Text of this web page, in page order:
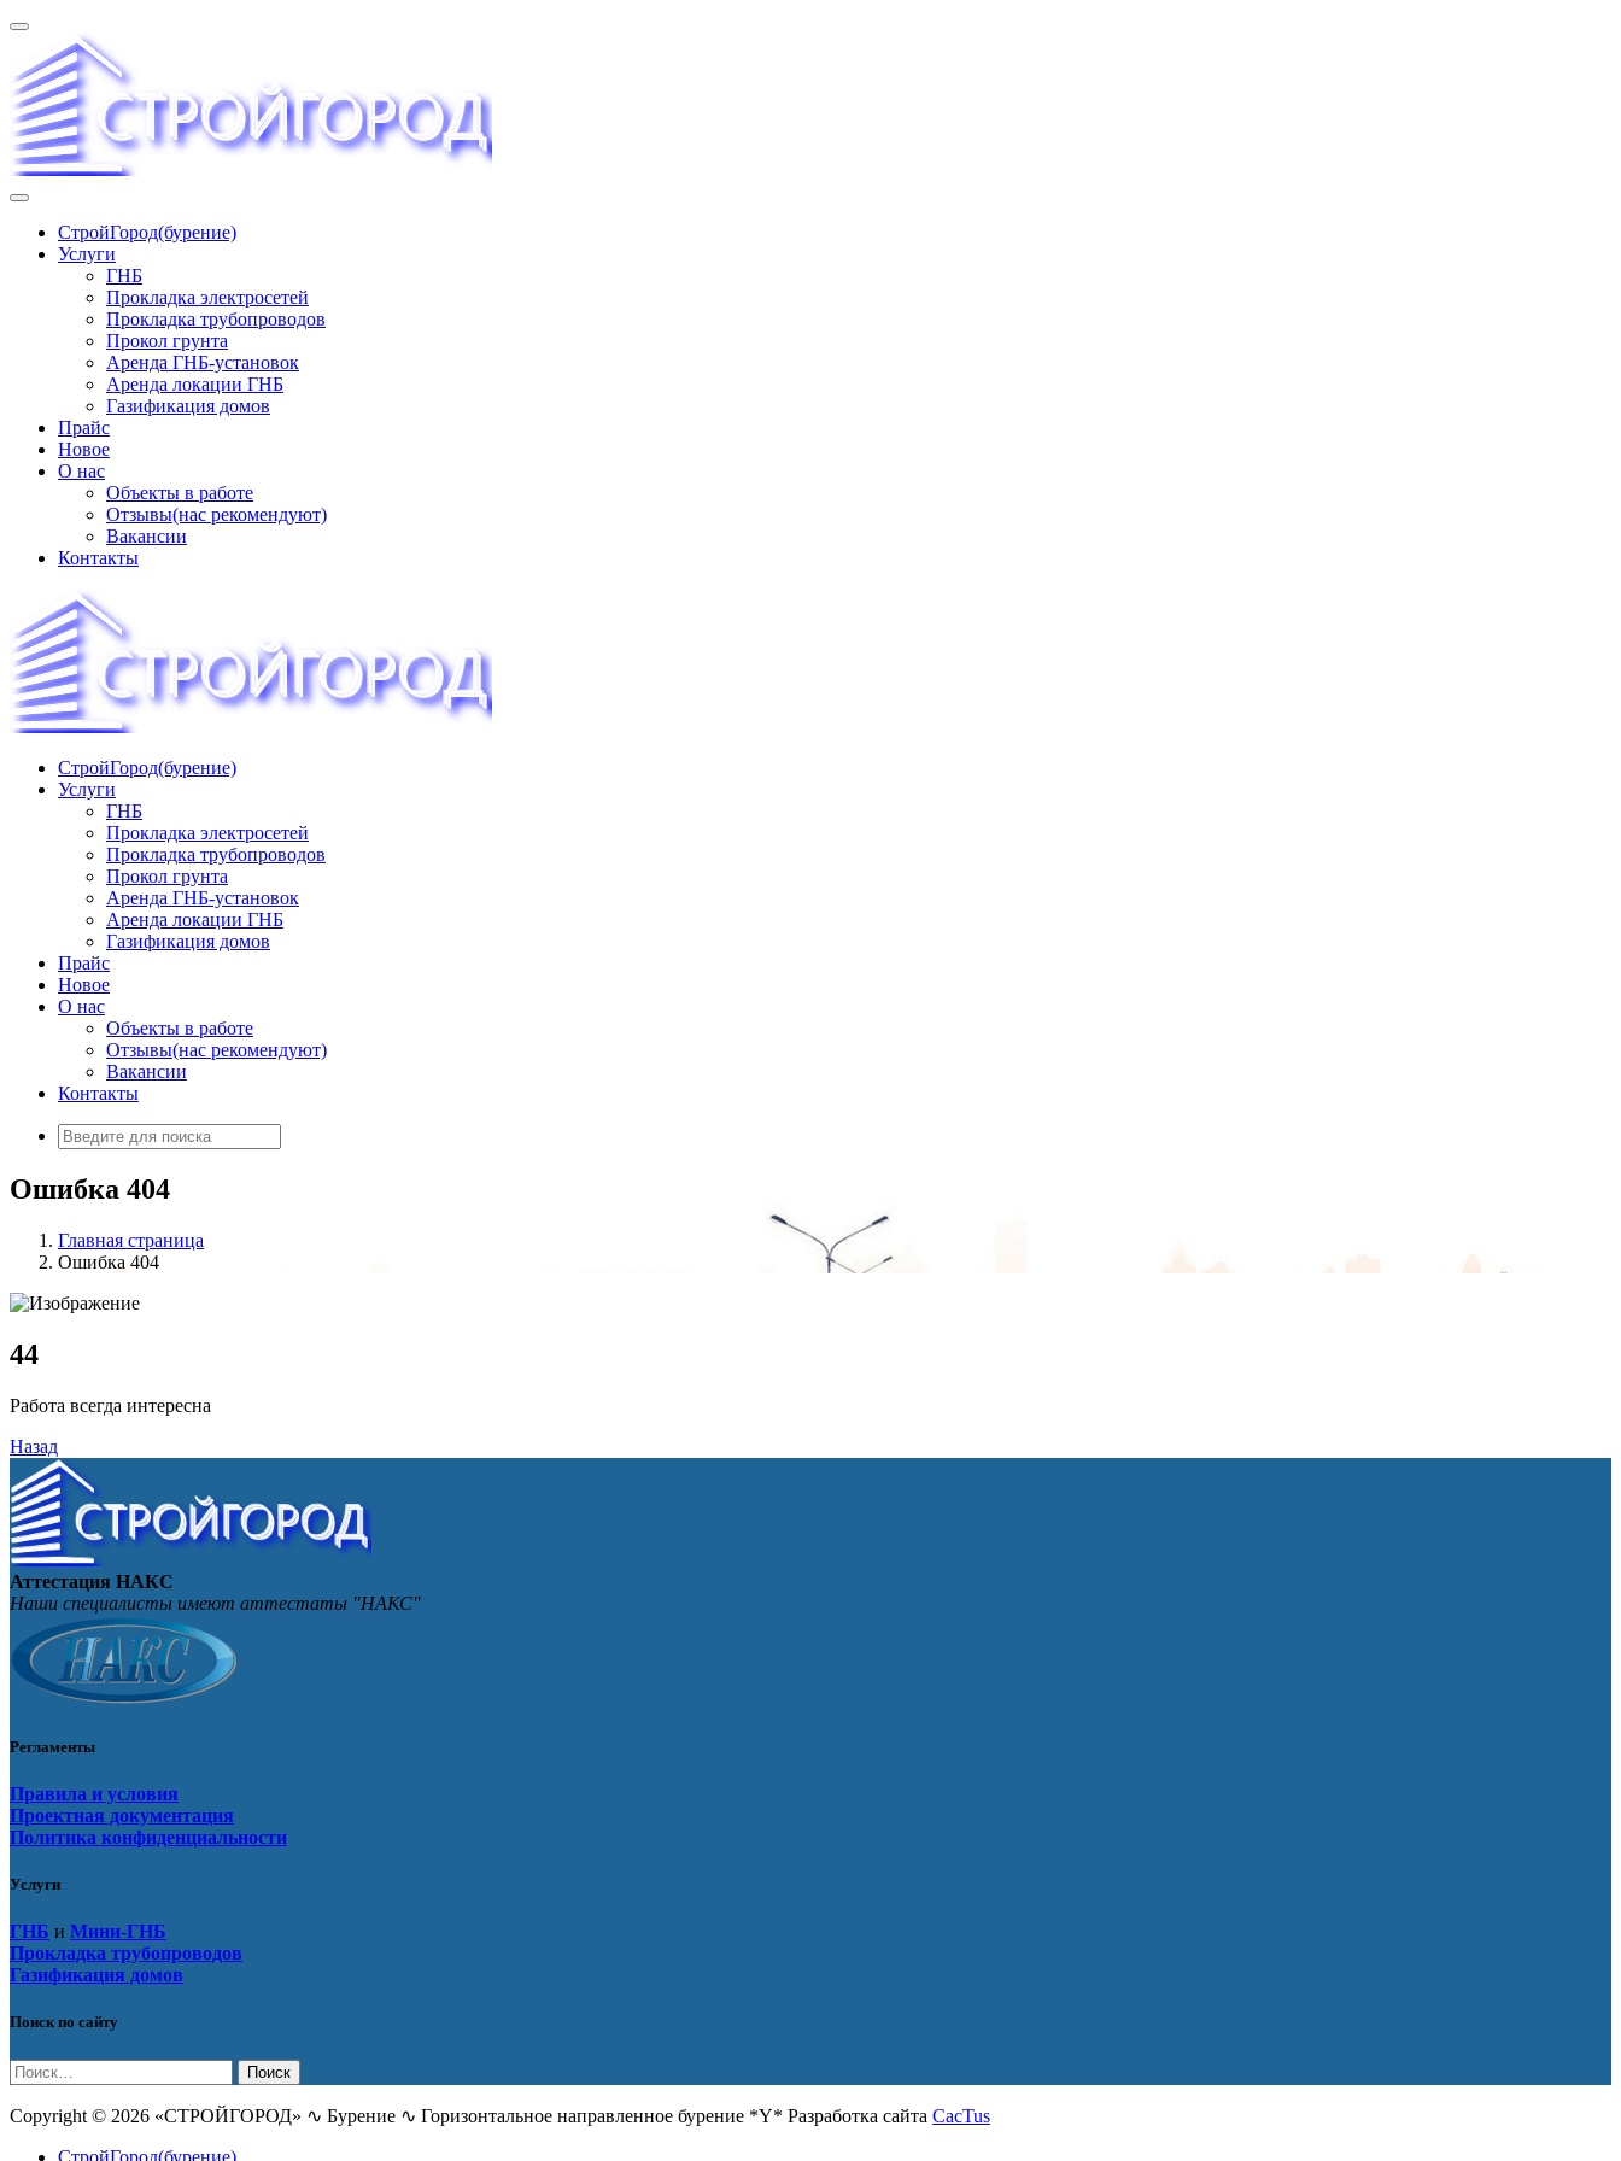
Перейти
содержимому
СтройГород(бурение)
Услуги
ГНБ
Прокладка электросетей
Прокладка трубопроводов
Прокол грунта
Аренда ГНБ-установок
Аренда локации ГНБ
Газификация домов
Прайс
Новое
О нас
Объекты в работе
Отзывы(нас рекомендуют)
Вакансии
Контакты
«СТРОЙГОРОД» ∿ Бурение ∿ ГНБ ∿ Прокладка трудопроводов ∿ Газификация жилого сектора ✆ +74951573444
СтройГород(бурение)
Услуги
ГНБ
Прокладка электросетей
Прокладка трубопроводов
Прокол грунта
Аренда ГНБ-установок
Аренда локации ГНБ
Газификация домов
Прайс
Новое
О нас
Объекты в работе
Отзывы(нас рекомендуют)
Вакансии
Контакты
Искать:
Ошибка 404
Главная страница
Ошибка 404
44
Работа всегда интересна
Назад
Аттестация НАКС
Наши специалисты имеют аттестаты "НАКС"
Регламенты
Правила и условия
Проектная документация
Политика конфиденциальности
Услуги
ГНБ и Мини-ГНБ
Прокладка трубопроводов
Газификация домов
Поиск по сайту
Найти:
Copyright © 2026 «СТРОЙГОРОД» ∿ Бурение ∿ Горизонтальное направленное бурение *Y* Разработка сайта CacTus
СтройГород(бурение)